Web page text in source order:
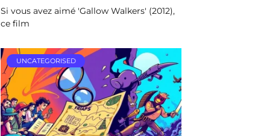
Si vous avez aimé 'Gallow Walkers' (2012),
ce film
UNCATEGORISED